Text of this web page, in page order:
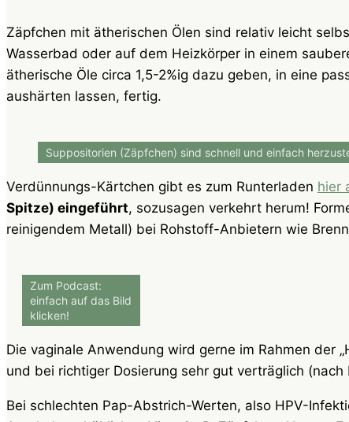
Zäpfchen mit ätherischen Ölen sind relativ leicht
Wasserbad oder auf dem Heizkörper in einem
ätherische Öle circa 1,5-2%ig dazu geben, in eine
aushärten lassen, fertig.
Suppositorien (Zäpfchen) sind schnell und einfach
Verdünnungs-Kärtchen gibt es zum Runterladen hier
Spitze) eingeführt, sozusagen verkehrt herum!
reinigendem Metall) bei Rohstoff-Anbietern wie
Zum Podcast:
einfach auf das Bild
klicken!
Die vaginale Anwendung wird gerne im Rahmen der
und bei richtiger Dosierung sehr gut verträglich
Bei schlechten Pap-Abstrich-Werten, also HPV-